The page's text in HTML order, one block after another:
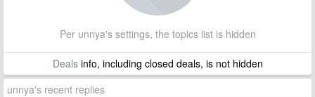
Per unnya's settings, the topics list is hidden
Dealsinfo, including closed deals, is not hidden
unnya's recent replies